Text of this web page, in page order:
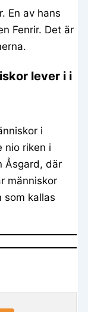
En av hans
Fenrir. Det är
lever i i
i
nio riken i
Åsgard, där
människor
som kallas